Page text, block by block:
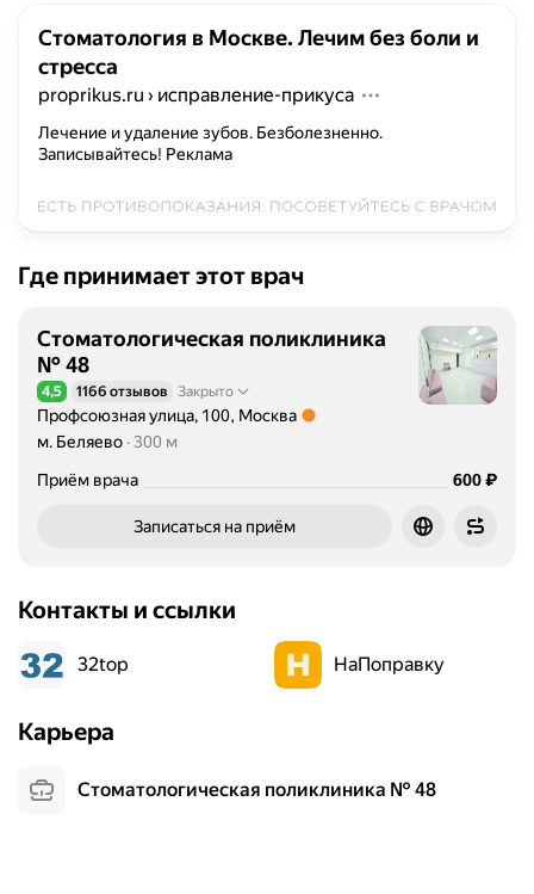
Стоматология в Москве. Лечим без боли и
стресса
proprikus.ru › исправление-прикуса
Лечение и удаление зубов. Безболезненно.
Записывайтесь! Реклама
Где принимает этот врач
Стоматологическая поликлиника
№ 48
Рейтинг 4,5 из 5
4,5 1166 отзывов Закрыто
Профсоюзная улица, 100, Москва
Метро м. Беляево Расстояние 300 м
м. Беляево 300 м
Приём врача
Цена
600₽
Записаться на приём
Контакты и ссылки
32top НаПоправку
Карьера
Стоматологическая поликлиника № 48